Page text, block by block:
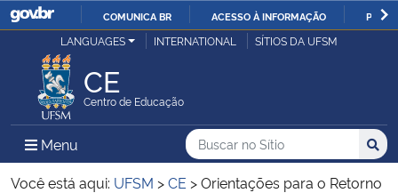
IR
COMUNICA BR ACESSO À INFORMAÇÃO
Ministério da Justiça e Segurança Pública
Ministério da Defesa
Ministério das Relações Exteriores
LANGUAGES INTERNATIONAL SÍTIOS DA UFSM
CE
Centro de Educação
Menu Menu Principal do Sítio
Busca
Buscar no no Sítio
Busca:
Você está aqui: UFSM >CE >Orientações para o Retorno